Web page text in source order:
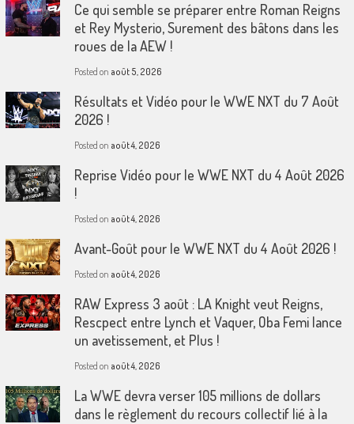
Ce qui semble se préparer entre Roman Reigns
et Rey Mysterio, Surement des bâtons dans les
roues de la AEW !
Posted on août 5, 2026
Résultats et Vidéo pour le WWE NXT du 7 Août
2026 !
Posted on août 4, 2026
Reprise Vidéo pour le WWE NXT du 4 Août 2026
!
Posted on août 4, 2026
Avant-Goût pour le WWE NXT du 4 Août 2026 !
Posted on août 4, 2026
RAW Express 3 août : LA Knight veut Reigns,
Rescpect entre Lynch et Vaquer, Oba Femi lance
un avetissement, et Plus !
Posted on août 4, 2026
La WWE devra verser 105 millions de dollars
dans le règlement du recours collectif lié à la